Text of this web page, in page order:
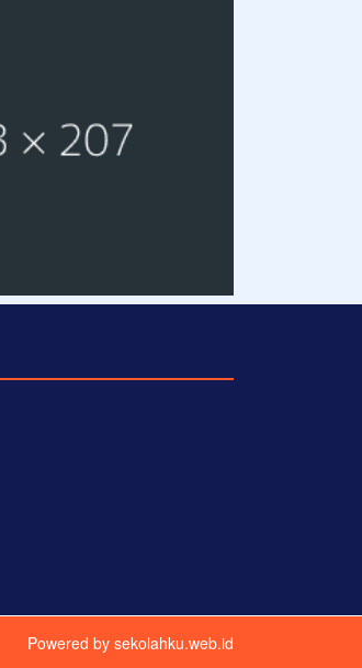
Powered by sekolahku.web.id